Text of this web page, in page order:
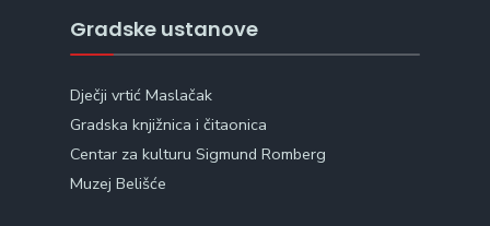
Gradske ustanove
Dječji vrtić Maslačak
Gradska knjižnica i čitaonica
Centar za kulturu Sigmund Romberg
Muzej Belišće